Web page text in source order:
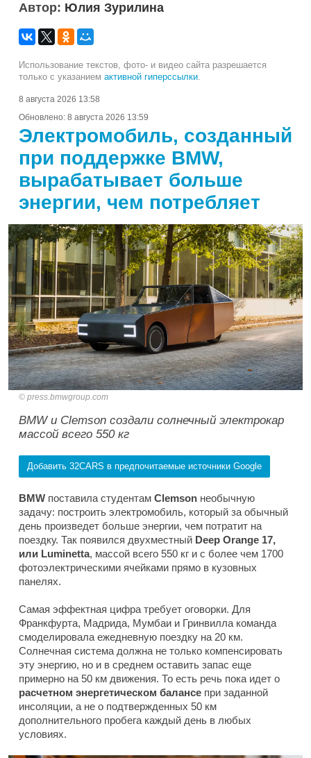
Автор: Юлия Зурилина
Использование текстов, фото- и видео сайта разрешается
только с указанием активной гиперссылки.
8 августа 2026 13:58
Обновлено: 8 августа 2026 13:59
Электромобиль, созданный
при поддержке BMW,
вырабатывает больше
энергии, чем потребляет
press.bmwgroup.com
BMW и Clemson создали солнечный электрокар
массой всего 550 кг
Добавить 32CARS в предпочитаемые источники Google
BMW поставила студентам Clemson необычную
задачу: построить электромобиль, который за обычный
день произведет больше энергии, чем потратит на
поездку. Так появился двухместный Deep Orange 17,
или Luminetta, массой всего 550 кг и с более чем 1700
фотоэлектрическими ячейками прямо в кузовных
панелях.
Самая эффектная цифра требует оговорки. Для
Франкфурта, Мадрида, Мумбаи и Гринвилла команда
смоделировала ежедневную поездку на 20 км.
Солнечная система должна не только компенсировать
эту энергию, но и в среднем оставить запас еще
примерно на 50 км движения. То есть речь пока идет о
расчетном энергетическом балансе при заданной
инсоляции, а не о подтвержденных 50 км
дополнительного пробега каждый день в любых
условиях.